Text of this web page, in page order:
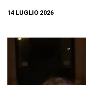
14 LUGLIO 2026